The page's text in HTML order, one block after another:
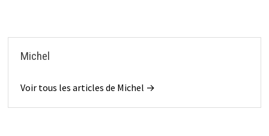
Michel
Voir tous les articles de Michel →